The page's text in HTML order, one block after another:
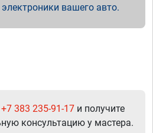
вашего авто.
+7 383 235-91-17 и получите
консультацию у мастера.